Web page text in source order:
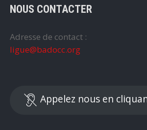
NOUS CONTACTER
Adresse de contact :
ligue@badocc.org
Appelez nous en